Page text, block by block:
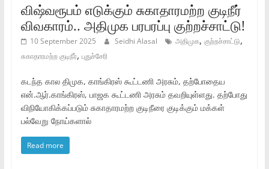
விஷ்வரூபம் எடுக்கும் சுகாதாரமற்ற குடிநீர்
விவகாரம்.. அதிமுக பரபரப்பு குற்றச்சாட்டு!
10 September 2025 Seidhi Alasal அதிமுக, குற்றச்சாட்டு,
சுகாதாரமற்ற குடிநீர், புதுச்சேரி
கடந்த கால திமுக, காங்கிரஸ் கூட்டணி அரசும், தற்போதைய
என்.ஆர்.காங்கிரஸ், பாஜக கூட்டணி அரசும் தவறியுள்ளது. தற்போது
விநியோகிக்கப்படும் சுகாதாரமற்ற குடிநீரை குடிக்கும் மக்கள்
பல்வேறு நோய்களால்
Read more